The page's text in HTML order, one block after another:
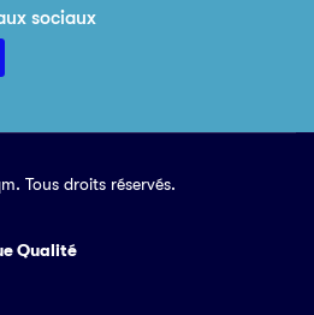
sociaux
Tous droits réservés.
Qualité